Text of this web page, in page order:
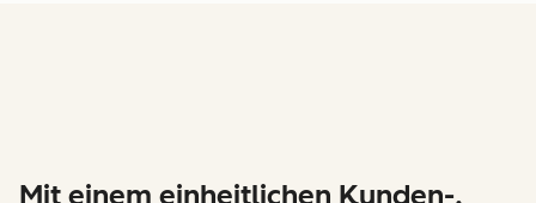
Mit einem einheitlichen Kunden-,